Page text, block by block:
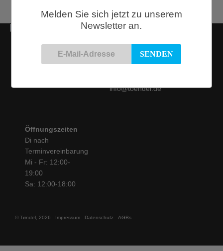
Siemensstraße 9
50825 Köln
Tel.: 0221 / 16 99 61
info@toendel.de
Öffnungszeiten
Di nach
Terminvereinbarung
Mi - Fr: 12:00-
19:00
Sa: 12:00-18:00
© Tøndel, 2026 Impressum Datenschutz AGBs
Melden Sie sich jetzt zu unserem
Newsletter an.